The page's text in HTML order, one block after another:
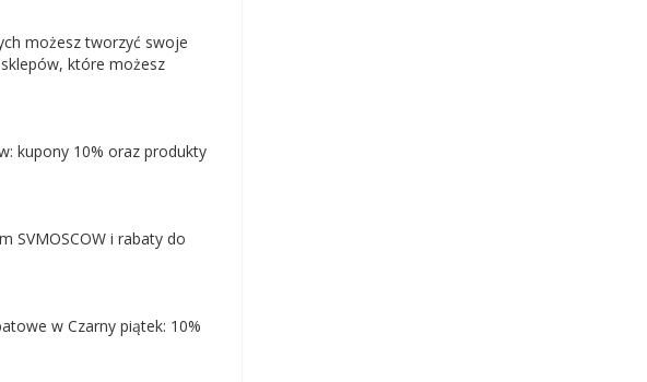
możesz tworzyć swoje
które możesz
kupony 10% oraz produkty
SVMOSCOW i rabaty do
w Czarny piątek: 10%